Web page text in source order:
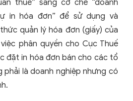
thuế” sang cơ chế “doanh
in hóa đơn” để sử dụng và
quản lý hóa đơn (giấy) của
phân quyền cho Cục Thuế
đặt in hóa đơn bán cho các tổ
phải là doanh nghiệp nhưng có